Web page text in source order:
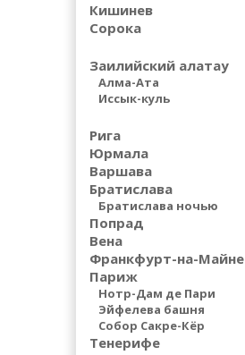
Кишинев
Сорока
Заилийский алатау
Алма-Ата
Иссык-куль
Рига
Юрмала
Варшава
Братислава
Братислава ночью
Попрад
Вена
Франкфурт-на-Майне
Париж
Нотр-Дам де Пари
Эйфелева башня
Собор Сакре-Кёр
Тенерифе